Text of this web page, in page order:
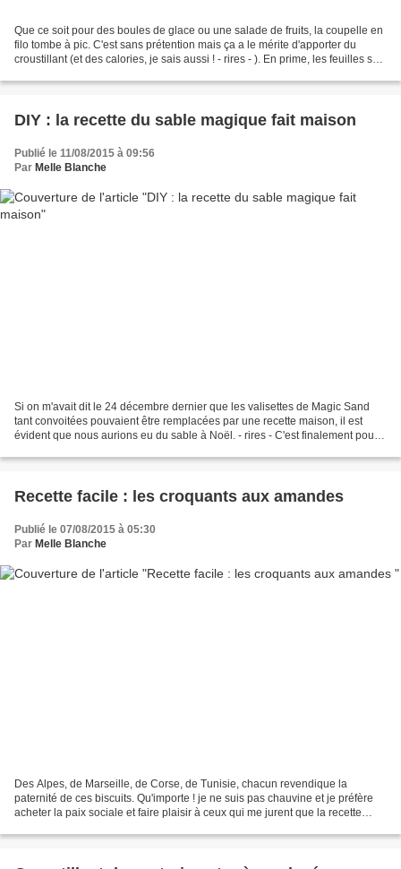
Que ce soit pour des boules de glace ou une salade de fruits, la coupelle en
filo tombe à pic. C'est sans prétention mais ça a le mérite d'apporter du
croustillant (et des calories, je sais aussi ! - rires - ). En prime, les feuilles se
DIY : la recette du sable magique fait maison
Publié le 11/08/2015 à 09:56
Par Melle Blanche
Si on m'avait dit le 24 décembre dernier que les valisettes de Magic Sand
tant convoitées pouvaient être remplacées par une recette maison, il est
évident que nous aurions eu du sable à Noël. - rires - C'est finalement pour
Recette facile : les croquants aux amandes
Publié le 07/08/2015 à 05:30
Par Melle Blanche
Des Alpes, de Marseille, de Corse, de Tunisie, chacun revendique la
paternité de ces biscuits. Qu'importe ! je ne suis pas chauvine et je préfère
acheter la paix sociale et faire plaisir à ceux qui me jurent que la recette